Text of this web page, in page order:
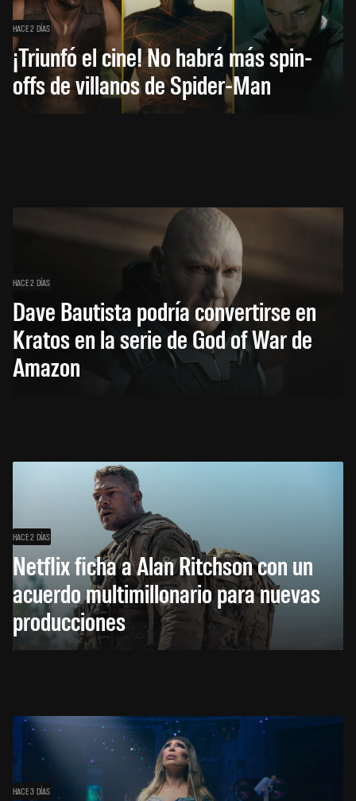
HACE 2 DÍAS
¡Triunfó el cine! No habrá más spin-
offs de villanos de Spider-Man
HACE 2 DÍAS
Dave Bautista podría convertirse en
Kratos en la serie de God of War de
Amazon
HACE 2 DÍAS
Netflix ficha a Alan Ritchson con un
acuerdo multimillonario para nuevas
producciones
HACE 3 DÍAS